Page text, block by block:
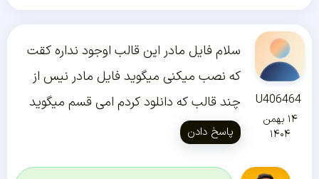
U406464
۱۴ بهمن
۱۴۰۴
سلام فایل مادر این قالب اوجود نداره کقت
که نصب میکنی میگوید فایل مادر نیس از
چند قالب که دانلود کردم امی قسم میگوید
پاسخ دادن